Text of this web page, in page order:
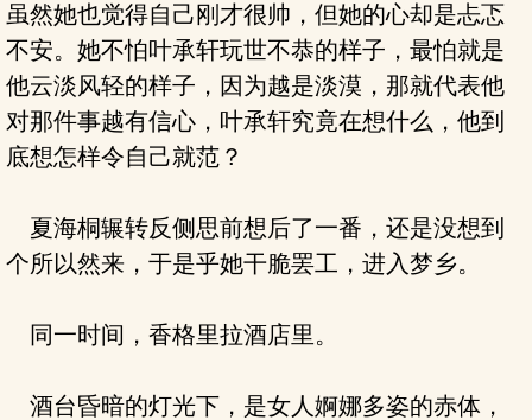
虽然她也觉得自己刚才很帅，但她的心却是忐忑
不安。她不怕叶承轩玩世不恭的样子，最怕就是
他云淡风轻的样子，因为越是淡漠，那就代表他
对那件事越有信心，叶承轩究竟在想什么，他到
底想怎样令自己就范？
夏海桐辗转反侧思前想后了一番，还是没想到
个所以然来，于是乎她干脆罢工，进入梦乡。
同一时间，香格里拉酒店里。
酒台昏暗的灯光下，是女人婀娜多姿的赤体，